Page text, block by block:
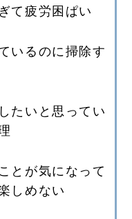
て疲労困ぱい
いるのに掃除す
たいと思ってい
とが気になって
しめない